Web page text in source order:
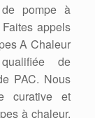
de pompe à
appels
A Chaleur
de
PAC. Nous
curative et
à chaleur.